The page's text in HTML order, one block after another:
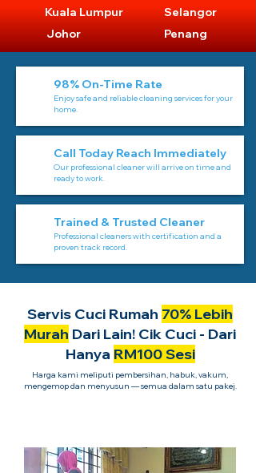
Kuala Lumpur
Johor
Selangor
Penang
98% On-Time Rate
Enjoy safe and reliable cleaning services for your
home.
Call Today Reach Immediately
Our professional cleaner will arrive on time and
ready to work.
Trained & Trusted Cleaner
Professional cleaners with certification and a
proven track record.
Servis Cuci Rumah 70% Lebih
Murah Dari Lain! Cik Cuci - Dari
Hanya RM100 Sesi
Harga kami meliputi pembersihan, habuk, vakum,
mengemop dan menyusun — semua dalam satu pakej.